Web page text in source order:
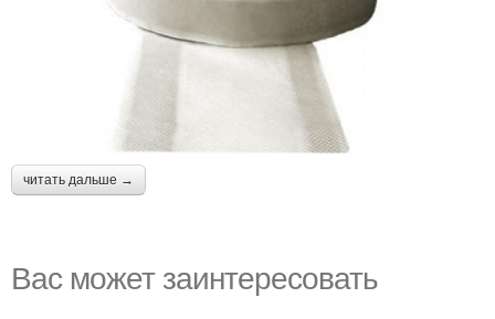
читать дальше →
Вас может заинтересовать